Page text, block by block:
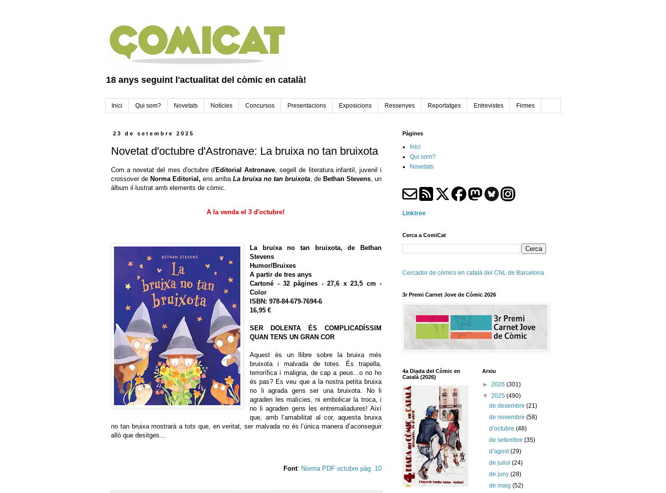
18 anys seguint l'actualitat del còmic en català!
Inici Qui som? Novetats Notícies Concursos Presentacions Exposicions Ressenyes Reportatges Entrevistes Firmes
23 de setembre 2025
Novetat d'octubre d'Astronave: La bruixa no tan bruixota
Com a novetat del mes d'octubre d'Editorial Astronave, segell de literatura infantil, juvenil i
crossover de Norma Editorial, ens arriba La bruixa no tan bruixota, de Bethan Stevens, un
àlbum il·lustrat amb elements de còmic.
A la venda el 3 d'octubre!
La bruixa no tan bruixota, de Bethan
Stevens
Humor/Bruixes
A partir de tres anys
Cartoné - 32 pàgines - 27,6 x 23,5 cm -
Color
ISBN: 978-84-679-7694-6
16,95 €
SER DOLENTA ÉS COMPLICADÍSSIM
QUAN TENS UN GRAN COR
Aquest és un llibre sobre la bruixa més
bruixota i malvada de totes. És trapella,
terrorífica i maligna, de cap a peus...o no ho
és pas? Es veu que a la nostra petita bruixa
no li agrada gens ser una bruixota. No li
agraden les malícies, ni embolicar la troca, i
no li agraden gens les entremaliadures! Així
que, amb l’amabilitat al cor, aquesta bruixa
no tan bruixa mostrarà a tots que, en veritat, ser malvada no és l’única manera d’aconseguir
allò que desitges...
Font: Norma PDF octubre pàg. 10
Pàgines
Inici
Qui som?
Novetats
Linktree
Cerca a ComiCat
Cercador de còmics en català del CNL de Barcelona
3r Premi Carnet Jove de Còmic 2026
4a Diada del Còmic en
Català (2026)
Arxiu
► 2026 (301)
▼ 2025 (490)
de desembre(21)
de novembre(58)
d’octubre(48)
de setembre(35)
d’agost(29)
de juliol(24)
de juny(28)
de maig(52)